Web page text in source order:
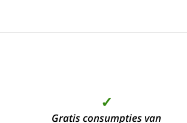
✓
Gratis consumpties van